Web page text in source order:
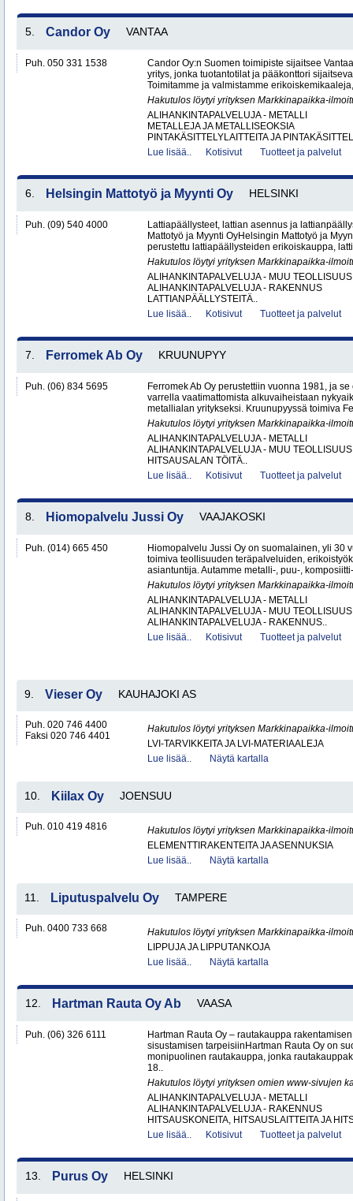
5. Candor Oy VANTAA
Puh. 050 331 1538
Candor Oy:n Suomen toimipiste sijaitsee
yritys, jonka tuotantotilat ja pääkonttori
Toimitamme ja valmistamme
Hakutulos löytyi yrityksen Markkinapaikka-
ALIHANKINTAPALVELUJA - METALLI
METALLEJA JA METALLISEOKSIA
PINTAKÄSITTELYLAITTEITA JA
Lue lisää..
Kotisivut Tuotteet ja palvelut
6. Helsingin Mattotyö ja Myynti Oy HELSINKI
Puh. (09) 540 4000
Lattiapäällysteet, lattian asennus ja
Mattotyö ja Myynti OyHelsingin Mattotyö ja
perustettu lattiapäällysteiden erikoiskauppa,
Hakutulos löytyi yrityksen Markkinapaikka-
ALIHANKINTAPALVELUJA - MUU TEOLLISUUS
ALIHANKINTAPALVELUJA - RAKENNUS
LATTIANPÄÄLLYSTEITÄ..
Lue lisää..
Kotisivut Tuotteet ja palvelut
7. Ferromek Ab Oy KRUUNUPYY
Puh. (06) 834 5695
Ferromek Ab Oy perustettiin vuonna 1981, ja
varrella vaatimattomista alkuvaiheistaan
metallialan yritykseksi. Kruunupyyssä toimiva
Hakutulos löytyi yrityksen Markkinapaikka-
ALIHANKINTAPALVELUJA - METALLI
ALIHANKINTAPALVELUJA - MUU TEOLLISUUS
HITSAUSALAN TÖITÄ..
Lue lisää..
Kotisivut Tuotteet ja palvelut
8. Hiomopalvelu Jussi Oy VAAJAKOSKI
Puh. (014) 665 450
Hiomopalvelu Jussi Oy on suomalainen, yli 30
toimiva teollisuuden teräpalveluiden,
asiantuntija. Autamme metalli-, puu-,
Hakutulos löytyi yrityksen Markkinapaikka-
ALIHANKINTAPALVELUJA - METALLI
ALIHANKINTAPALVELUJA - MUU TEOLLISUUS
ALIHANKINTAPALVELUJA - RAKENNUS..
Lue lisää..
Kotisivut Tuotteet ja palvelut
9. Vieser Oy KAUHAJOKI AS
Puh. 020 746 4400
Faksi 020 746 4401
Hakutulos löytyi yrityksen Markkinapaikka-
LVI-TARVIKKEITA JA LVI-MATERIAALEJA
Lue lisää..
Näytä kartalla
10. Kiilax Oy JOENSUU
Puh. 010 419 4816
Hakutulos löytyi yrityksen Markkinapaikka-
ELEMENTTIRAKENTEITA JA ASENNUKSIA
Lue lisää..
Näytä kartalla
11. Liputuspalvelu Oy TAMPERE
Puh. 0400 733 668
Hakutulos löytyi yrityksen Markkinapaikka-
LIPPUJA JA LIPPUTANKOJA
Lue lisää..
Näytä kartalla
12. Hartman Rauta Oy Ab VAASA
Puh. (06) 326 6111
Hartman Rauta Oy – rautakauppa
sisustamisen tarpeisiinHartman Rauta Oy on
monipuolinen rautakauppa, jonka
18..
Hakutulos löytyi yrityksen omien www-sivujen
ALIHANKINTAPALVELUJA - METALLI
ALIHANKINTAPALVELUJA - RAKENNUS
HITSAUSKONEITA, HITSAUSLAITTEITA JA
Lue lisää..
Kotisivut Tuotteet ja palvelut
13. Purus Oy HELSINKI